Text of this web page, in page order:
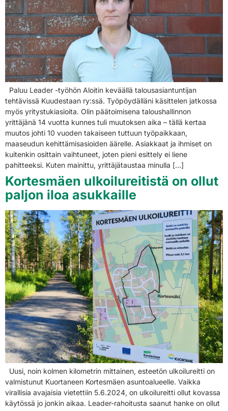
Paluu Leader -työhön Aloitin keväällä talousasiantuntijan
tehtävissä Kuudestaan ry:ssä. Työpöydälläni käsittelen jatkossa
myös yritystukiasioita. Olin päätoimisena taloushallinnon
yrittäjänä 14 vuotta kunnes tuli muutoksen aika – tällä kertaa
muutos johti 10 vuoden takaiseen tuttuun työpaikkaan,
maaseudun kehittämisasioiden äärelle. Asiakkaat ja ihmiset on
kuitenkin osittain vaihtuneet, joten pieni esittely ei liene
pahitteeksi. Kuten mainittu, yrittäjätaustaa minulla […]
Kortesmäen ulkoilureitistä on ollut
paljon iloa asukkaille
Uusi, noin kolmen kilometrin mittainen, esteetön ulkoilureitti on
valmistunut Kuortaneen Kortesmäen asuntoalueelle. Vaikka
virallisia avajaisia vietettiin 5.6.2024, on ulkoilureitti ollut kovassa
käytössä jo jonkin aikaa. Leader-rahoitusta saanut hanke on ollut